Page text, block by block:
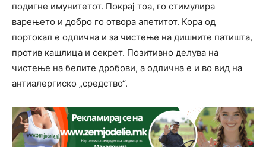
подигне имунитетот. Покрај тоа, го стимулира
варењето и добро го отвора апетитот. Кора од
портокал е одлична и за чистење на дишните патишта,
против кашлица и секрет. Позитивно делува на
чистење на белите дробови, а одлична е и во вид на
антиалергиско „средство“.